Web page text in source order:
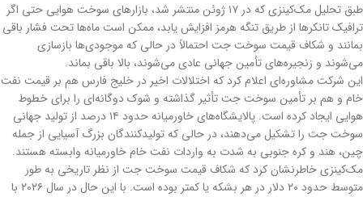
طبق تحلیل مک‌کینزی که در ۱۷ ژوئن منتشر شد، بازارهای سوخت هوایی حتی اگر
ترافیک تانکرها از طریق تنگه هرمز افزایش یابد، ممکن است ماه‌ها تحت فشار باقی
بمانند و شکاف قیمت سوخت جت احتمالاً در حالی که موجودی‌ها بازسازی
می‌شوند و زنجیره‌های تأمین جهانی عادی می‌شوند، بالا باقی بماند.
این شرکت مشاوره‌ای اعلام کرد که اختلالات اخیر در خلیج فارس هم بر قیمت نفت
خام و هم بر تأمین سوخت جت تأثیر گذاشته و شوک دوگانه‌ای را برای خطوط
هوایی ایجاد کرده است. پالایشگاه‌های خاورمیانه حدود ۱۴ درصد از تولید جهانی
سوخت جت را تشکیل می‌دهند، در حالی که تولیدکنندگان بزرگ آسیایی از جمله
چین، هند و کره جنوبی به شدت به واردات نفت خام خاورمیانه وابسته هستند.
مک‌کینزی خاطرنشان کرد که شکاف قیمت سوخت جت از نظر تاریخی به طور
متوسط حدود ۲۰ دلار در هر بشکه یا کمتر بوده است. با این حال در سال ۲۰۲۶ با